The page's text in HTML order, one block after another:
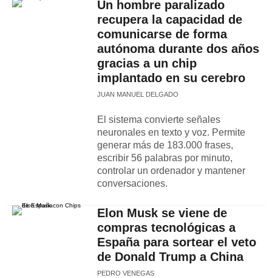
Un hombre paralizado
recupera la capacidad de
comunicarse de forma
autónoma durante dos años
gracias a un chip
implantado en su cerebro
JUAN MANUEL DELGADO
El sistema convierte señales
neuronales en texto y voz. Permite
generar más de 183.000 frases,
escribir 56 palabras por minuto,
controlar un ordenador y mantener
conversaciones.
Elon Musk se viene de
compras tecnológicas a
España para sortear el veto
de Donald Trump a China
PEDRO VENEGAS